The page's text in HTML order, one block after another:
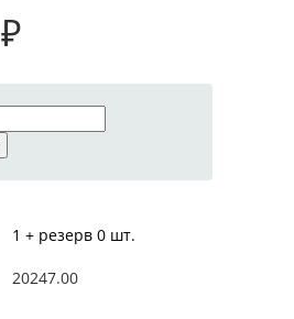
₽
1 + резерв 0 шт.
20247.00